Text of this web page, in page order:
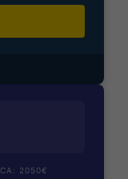
2050€